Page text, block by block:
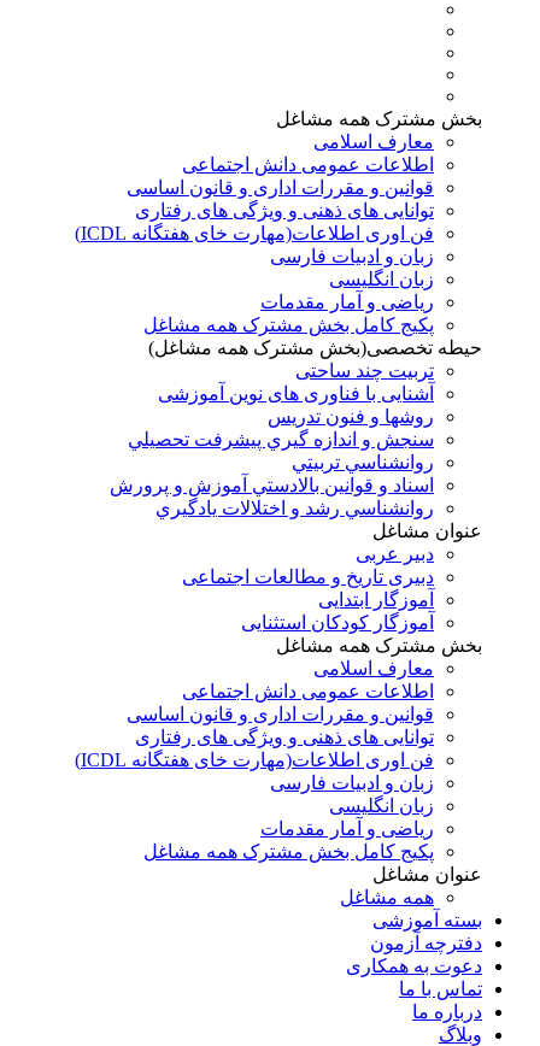
بخش مشترک همه مشاغل
معارف اسلامی
اطلاعات عمومی دانش اجتماعی
قوانین و مقررات اداری و قانون اساسی
توانایی های ذهنی و ویژگی های رفتاری
فن اوری اطلاعات(مهارت خای هفتگانه ICDL)
زبان و ادبیات فارسی
زبان انگلیسی
ریاضی و آمار مقدمات
پکیج کامل بخش مشترک همه مشاغل
حیطه تخصصی(بخش مشترک همه مشاغل)
تربیت چند ساحتی
آشنایی با فناوری های نوین آموزشی
روشها و فنون تدريس
سنجش و اندازه گيري پيشرفت تحصيلي
روانشناسي تربيتي
اسناد و قوانين بالادستي آموزش و پرورش
روانشناسي رشد و اختلالات يادگيري
عنوان مشاغل
دبير عربی
دبیری تاریخ و مطالعات اجتماعی
آموزگار ابتدایی
آموزگار کودکان استثنایی
بخش مشترک همه مشاغل
معارف اسلامی
اطلاعات عمومی دانش اجتماعی
قوانین و مقررات اداری و قانون اساسی
توانایی های ذهنی و ویژگی های رفتاری
فن اوری اطلاعات(مهارت خای هفتگانه ICDL)
زبان و ادبیات فارسی
زبان انگلیسی
ریاضی و آمار مقدمات
پکیج کامل بخش مشترک همه مشاغل
عنوان مشاغل
همه مشاغل
بسته آموزشی
دفترچه آزمون
دعوت به همکاری
تماس با ما
درباره ما
وبلاگ